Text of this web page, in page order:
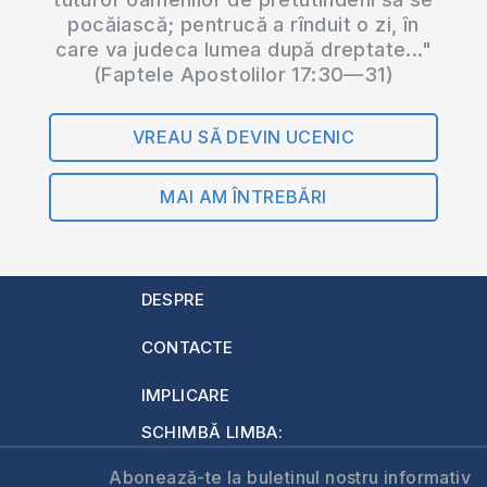
Manualul ”Cerul,
Iadul și viața…
pocăiască; pentrucă a rînduit o zi, în
care va judeca lumea după dreptate..."
(Faptele Apostolilor 17:30—31)
VREAU SĂ DEVIN UCENIC
MAI AM ÎNTREBĂRI
DESPRE
CONTACTE
IMPLICARE
SCHIMBĂ LIMBA:
Abonează-te la buletinul nostru informativ